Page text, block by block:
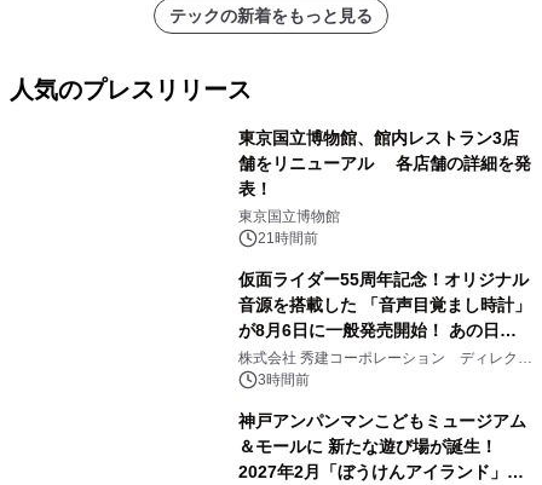
テックの新着をもっと見る
人気のプレスリリース
東京国立博物館、館内レストラン3店
舗をリニューアル 各店舗の詳細を発
表！
東京国立博物館
21時間前
仮面ライダー55周年記念！オリジナル
音源を搭載した 「音声目覚まし時計」
が8月6日に一般発売開始！ あの日の
大興奮が今甦る
株式会社 秀建コーポレーション ディレクト
アートギャラリー
3時間前
神戸アンパンマンこどもミュージアム
＆モールに 新たな遊び場が誕生！
2027年2月「ぼうけんアイランド」が